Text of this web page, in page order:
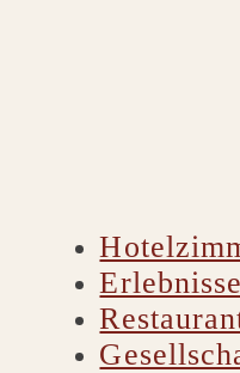
Erlebnisse